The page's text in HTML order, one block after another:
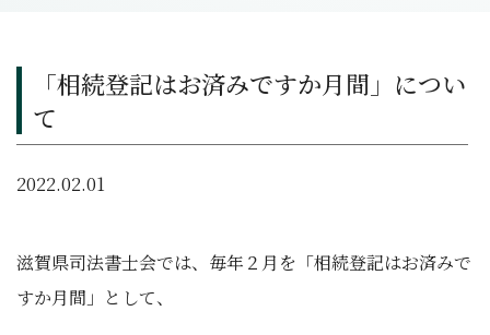
「相続登記はお済みですか月間」につい
て
2022.02.01
滋賀県司法書士会では、毎年２月を「相続登記はお済みで
すか月間」として、